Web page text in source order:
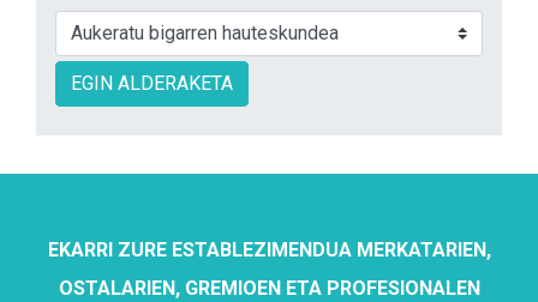
EGIN ALDERAKETA
EKARRI ZURE ESTABLEZIMENDUA MERKATARIEN,
OSTALARIEN, GREMIOEN ETA PROFESIONALEN